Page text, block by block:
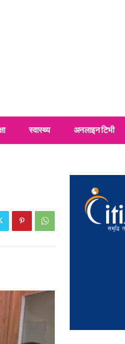
स्वास्थ्य अनलाइन टिभी